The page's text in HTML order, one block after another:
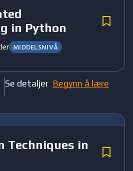
in Python
MIDDELSNIVÅ
Se detaljer Begynn å lære
Techniques in